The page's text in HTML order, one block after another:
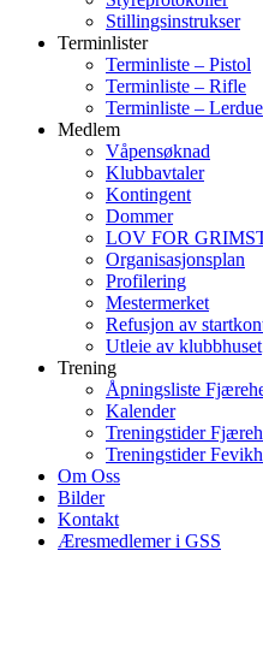
Stillingsinstrukser
Terminlister
Terminliste – Pistol
Terminliste – Rifle
Terminliste – Lerdue
Medlem
Våpensøknad
Klubbavtaler
Kontingent
Dommer
LOV FOR
Organisasjonsplan
Profilering
Mestermerket
Refusjon av
Utleie av klubbhuset
Trening
Åpningsliste
Kalender
Treningstider
Treningstider
Om Oss
Bilder
Kontakt
Æresmedlemer i GSS